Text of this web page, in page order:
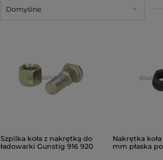
Szpilka koła z nakrętką do
ładowarki Gunstig 916 920
Nakrętka koła
mm płaska